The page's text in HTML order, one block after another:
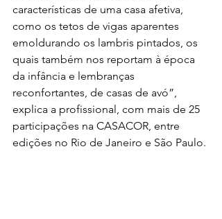
características de uma casa afetiva,
como os tetos de vigas aparentes
emoldurando os lambris pintados, os
quais também nos reportam à época
da infância e lembranças
reconfortantes, de casas de avó”,
explica a profissional, com mais de 25
participações na CASACOR, entre
edições no Rio de Janeiro e São Paulo.